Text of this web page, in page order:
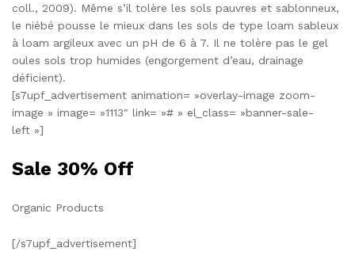
coll., 2009). Même s’il tolère les sols pauvres et sablonneux,
le niébé pousse le mieux dans les sols de type loam sableux
à loam argileux avec un pH de 6 à 7. Il ne tolère pas le gel
oules sols trop humides (engorgement d’eau, drainage
déficient).
[s7upf_advertisement animation= »overlay-image zoom-
image » image= »1113″ link= »# » el_class= »banner-sale-
left »]
Sale 30% Off
Organic Products
[/s7upf_advertisement]